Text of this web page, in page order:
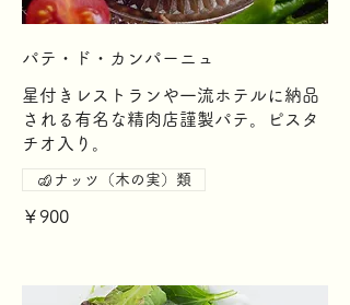
パテ・ド・カンパーニュ
星付きレストランや一流ホテルに納品
される有名な精肉店謹製パテ。ピスタ
チオ入り。
￥900
ナッツ（木の実）類